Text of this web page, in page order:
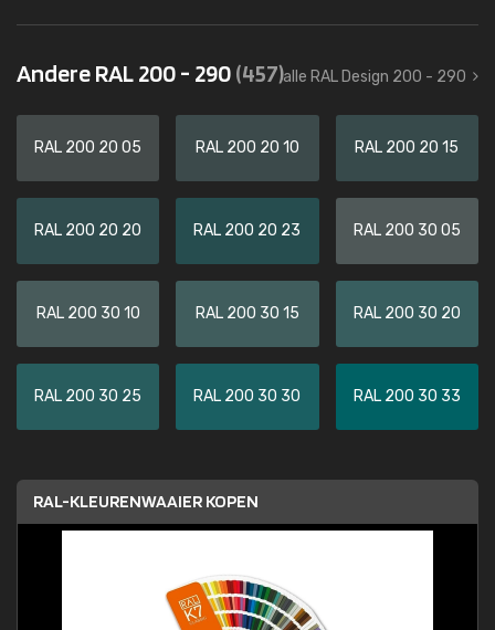
Andere RAL 200 - 290(457)alle RAL Design 200 - 290
RAL 200 20 05 RAL 200 20 10 RAL 200 20 15
RAL 200 20 20 RAL 200 20 23 RAL 200 30 05
RAL 200 30 10 RAL 200 30 15 RAL 200 30 20
RAL 200 30 25 RAL 200 30 30 RAL 200 30 33
RAL-KLEURENWAAIER KOPEN